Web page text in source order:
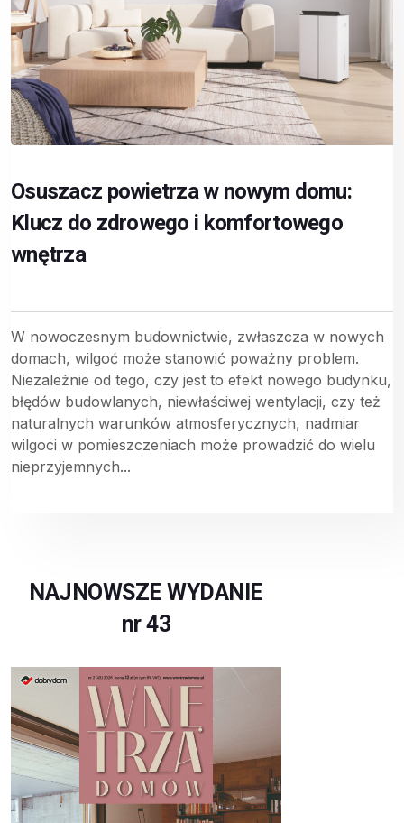
Osuszacz powietrza w nowym domu:
Klucz do zdrowego i komfortowego
wnętrza
W nowoczesnym budownictwie, zwłaszcza w nowych
domach, wilgoć może stanowić poważny problem.
Niezależnie od tego, czy jest to efekt nowego budynku,
błędów budowlanych, niewłaściwej wentylacji, czy też
naturalnych warunków atmosferycznych, nadmiar
wilgoci w pomieszczeniach może prowadzić do wielu
nieprzyjemnych...
NAJNOWSZE WYDANIE
nr 43